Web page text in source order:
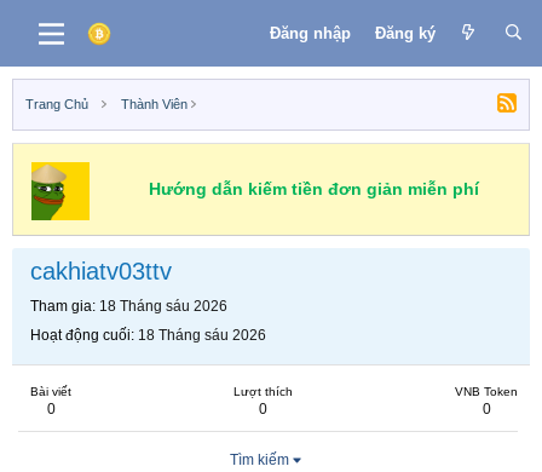
Đăng nhập Đăng ký
Trang Chủ Thành Viên
Hướng dẫn kiếm tiền đơn giản miễn phí
cakhiatv03ttv
Tham gia 18 Tháng sáu 2026
Hoạt động cuối 18 Tháng sáu 2026
Bài viết
0
Lượt thích
0
VNB Token
0
Tìm kiếm